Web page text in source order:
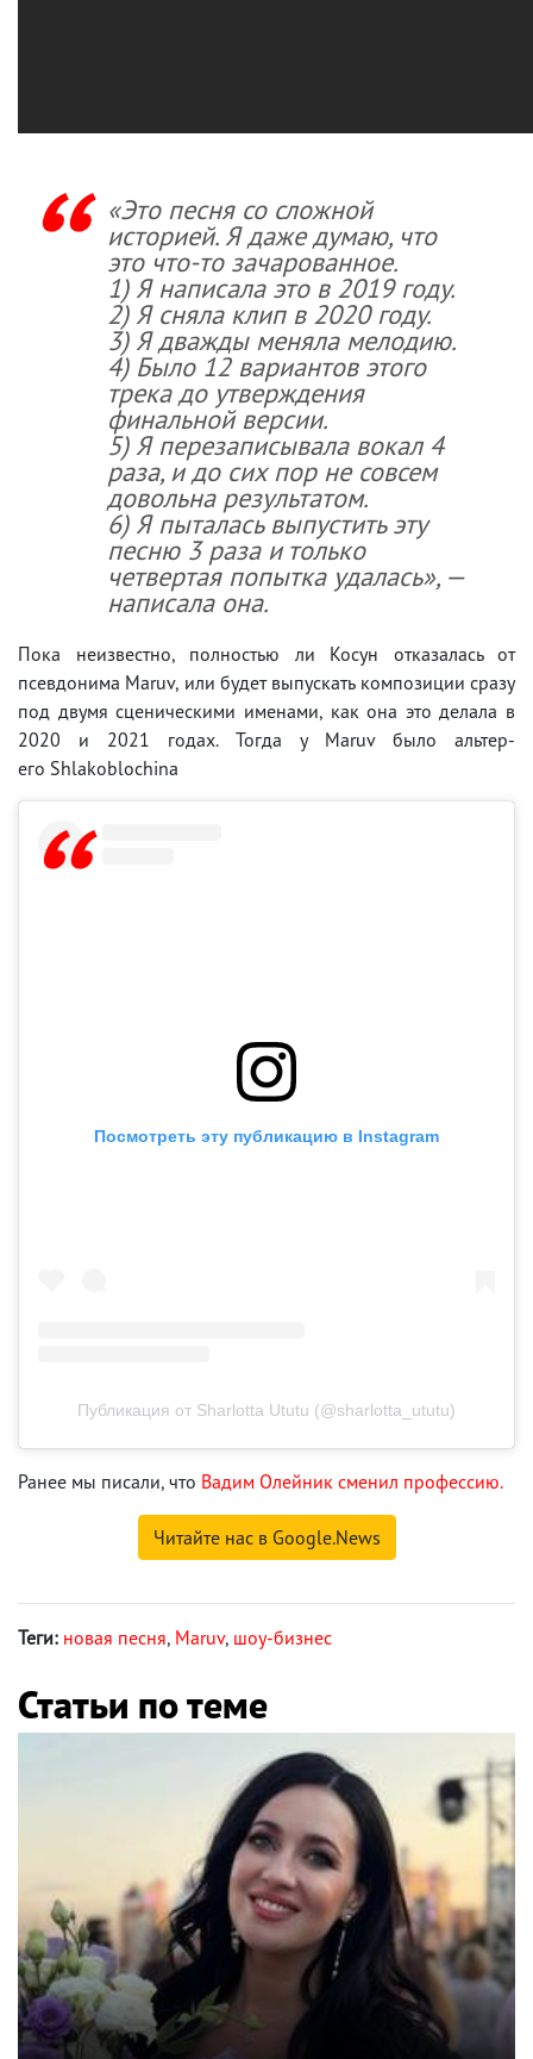
«Это песня со сложной
историей. Я даже думаю, что
это что-то зачарованное.
1) Я написала это в 2019 году.
2) Я сняла клип в 2020 году.
3) Я дважды меняла мелодию.
4) Было 12 вариантов этого
трека до утверждения
финальной версии.
5) Я перезаписывала вокал 4
раза, и до сих пор не совсем
довольна результатом.
6) Я пыталась выпустить эту
песню 3 раза и только
четвертая попытка удалась», —
написала она.
Пока неизвестно, полностью ли Косун отказалась от
псевдонима Maruv, или будет выпускать композиции сразу
под двумя сценическими именами, как она это делала в
2020 и 2021 годах. Тогда у Maruv было альтер-
его Shlakoblochina
Посмотреть эту публикацию в Instagram
Публикация от Sharlotta Ututu (@sharlotta_ututu)
Ранее мы писали, что Вадим Олейник сменил профессию.
Читайте нас в Google.News
Теги: новая песня, Maruv, шоу-бизнес
Статьи по теме